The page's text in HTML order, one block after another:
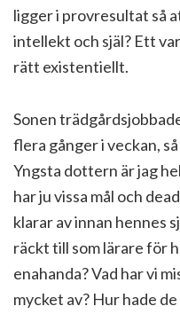
ligger i provresultat så
intellekt och själ? Ett
rätt existentiellt.
Sonen
flera gånger i veckan,
Yngsta dottern är jag
har ju vissa mål och
klarar av innan hennes
räckt till som lärare för
enahanda? Vad har vi
mycket av? Hur hade